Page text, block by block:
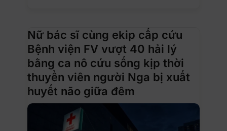
Nữ bác sĩ cùng ekip cấp cứu
Bệnh viện FV vượt 40 hải lý
bằng ca nô cứu sống kịp thời
thuyền viên người Nga bị xuất
huyết não giữa đêm